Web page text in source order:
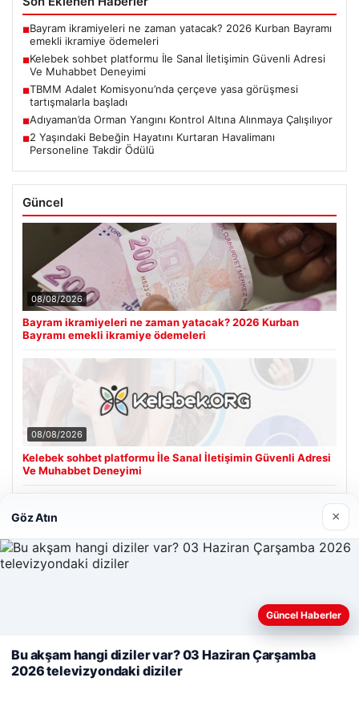
■Bayram ikramiyeleri ne zaman yatacak? 2026 Kurban Bayramı
emekli ikramiye ödemeleri
■Kelebek sohbet platformu İle Sanal İletişimin Güvenli Adresi
Ve Muhabbet Deneyimi
■TBMM Adalet Komisyonu’nda çerçeve yasa görüşmesi
tartışmalarla başladı
■Adıyaman’da Orman Yangını Kontrol Altına Alınmaya Çalışılıyor
■2 Yaşındaki Bebeğin Hayatını Kurtaran Havalimanı
Personeline Takdir Ödülü
Güncel
08/08/2026
Bayram ikramiyeleri ne zaman yatacak? 2026 Kurban
Bayramı emekli ikramiye ödemeleri
08/08/2026
Kelebek sohbet platformu İle Sanal İletişimin Güvenli Adresi
Ve Muhabbet Deneyimi
Cengiz Sigorta
Web sitemizi nasıl kullandığınızı daha iyi anlayabilmek,
kullanıyoruz.
Çerez Politikamız
Reddet Kabul Et
Göz Atın ×
Güncel Haberler
Bu akşam hangi diziler var? 03 Haziran Çarşamba
2026 televizyondaki diziler